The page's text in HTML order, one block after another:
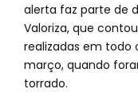
alerta faz parte de
Valoriza, que
realizadas em todo
março, quando
torrado.